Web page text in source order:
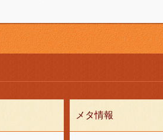
メタ情報